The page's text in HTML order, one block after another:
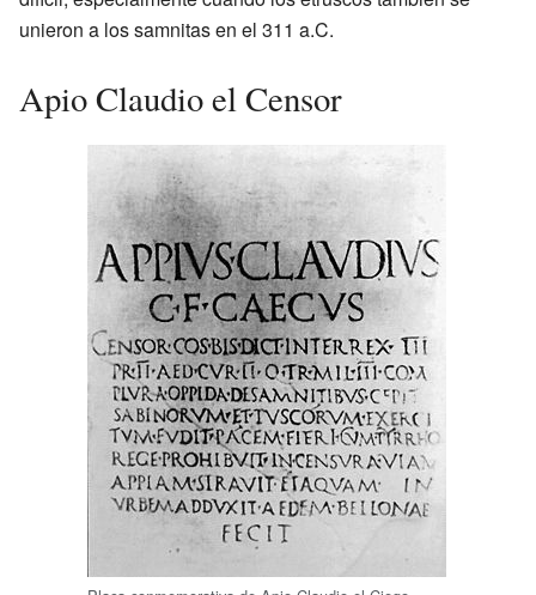
unieron a los samnitas en el 311 a.C.
Apio Claudio el Censor